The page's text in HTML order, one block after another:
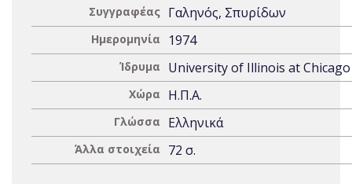
Συγγραφέας Γαληνός, Σπυρίδων
Ημερομηνία 1974
Ίδρυμα University of Illinois at Chicago
Χώρα Η.Π.Α.
Γλώσσα Ελληνικά
Άλλα στοιχεία 72 σ.